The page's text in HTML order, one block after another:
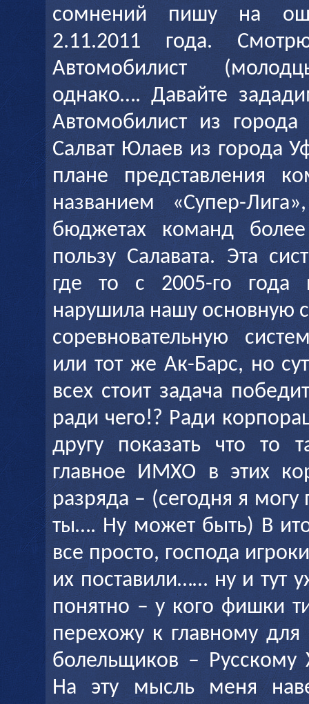
сомнений пишу на
2.11.2011 года.
Автомобилист
однако…. Давайте
Автомобилист из города
Салват Юлаев из города
плане представления
названием «Супер-
бюджетах команд
пользу Салавата. Эта
где то с 2005-го года
нарушила нашу основную
соревновательную
или тот же Ак-Барс, но
всех стоит задача
ради чего!? Ради
другу показать что то
главное ИМХО в этих
разряда – (сегодня я могу
ты…. Ну может быть) В
все просто, господа
их поставили…… ну и тут
понятно – у кого фишки
перехожу к главному
болельщиков –
На эту мысль меня